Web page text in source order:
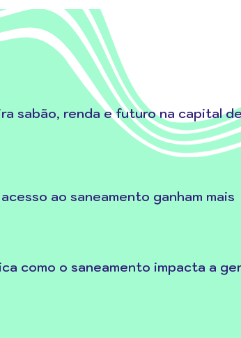
sabão, renda e futuro na capital
ao saneamento ganham mais
como o saneamento impacta a